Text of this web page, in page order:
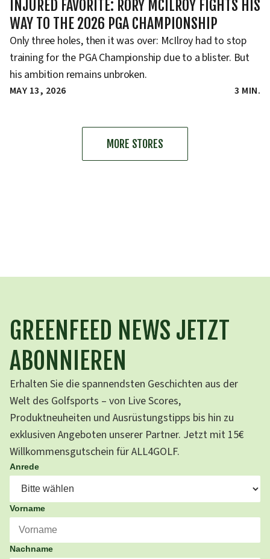
INJURED FAVORITE: RORY MCILROY FIGHTS HIS
WAY TO THE 2026 PGA CHAMPIONSHIP
Only three holes, then it was over: McIlroy had to stop
training for the PGA Championship due to a blister. But
his ambition remains unbroken.
MAY 13, 2026 3 MIN.
MORE STORES
GREENFEED NEWS JETZT
ABONNIEREN
Erhalten Sie die spannendsten Geschichten aus der
Welt des Golfsports – von Live Scores,
Produktneuheiten und Ausrüstungstipps bis hin zu
exklusiven Angeboten unserer Partner. Jetzt mit 15€
Willkommensgutschein für ALL4GOLF.
Anrede
Vorname
Nachname